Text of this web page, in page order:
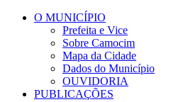
O MUNICÍPIO
Prefeita e Vice
Sobre Camocim
Mapa da Cidade
Dados do Município
OUVIDORIA
PUBLICAÇÕES